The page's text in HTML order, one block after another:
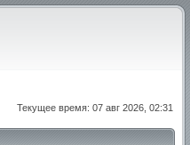
Текущее время: 07 авг 2026, 02:31